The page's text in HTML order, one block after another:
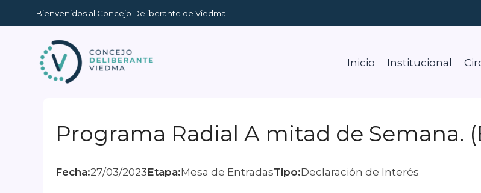
al
contenido
Bienvenidos al Concejo Deliberante de Viedma.
Inicio Institucional
Programa Radial A mitad de Semana.
Fecha:27/03/2023Etapa:Mesa de EntradasTipo:Declaración de Interés